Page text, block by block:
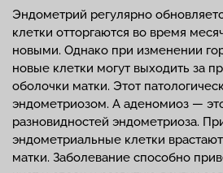
Эндометрий регулярно
клетки отторгаются во время
новыми. Однако при изменении
новые клетки могут выходить за
оболочки матки. Этот
эндометриозом. А аденомиоз —
разновидностей эндометриоза.
эндометриальные клетки
матки. Заболевание способно